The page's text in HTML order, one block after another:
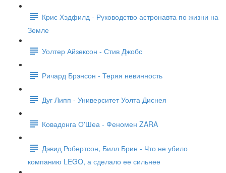
Крис Хэдфилд - Руководство астронавта по жизни на
Земле
Уолтер Айзексон - Стив Джобс
Ричард Брэнсон - Теряя невинность
Дуг Липп - Университет Уолта Диснея
Ковадонга О'Шеа - Феномен ZARA
Дэвид Робертсон, Билл Брин - Что не убило
компанию LEGO, а сделало ее сильнее